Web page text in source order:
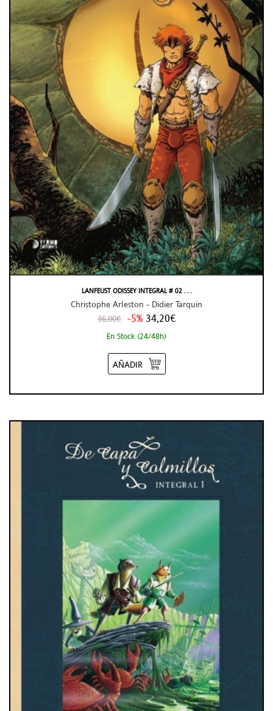
LANFEUST ODISSEY INTEGRAL # 02 . . .
Christophe Arleston - Didier Tarquin
36,00€ -5% 34,20€
En Stock (24/48h)
AÑADIR